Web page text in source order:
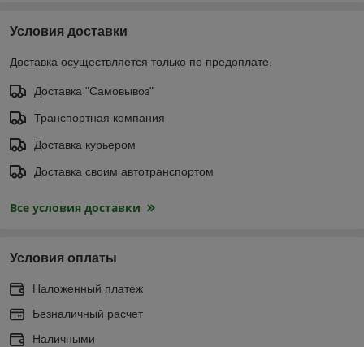
Условия доставки
Доставка осуществляется только по предоплате.
Доставка "Самовывоз"
Транспортная компания
Доставка курьером
Доставка своим автотранспортом
Все условия доставки
Условия оплаты
Наложенный платеж
Безналичный расчет
Наличными